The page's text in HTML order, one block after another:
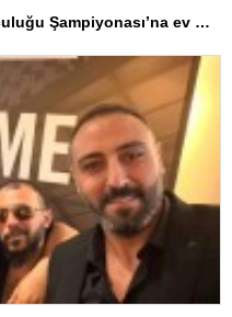
Akçakoca, Geleneksel Türk Okçuluğu Şampiyonası’na ev sahipliği yapıyor